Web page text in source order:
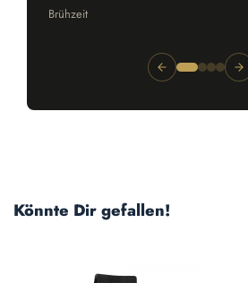
Brühzeit
Produktgalerie überspringen
Könnte Dir gefallen!